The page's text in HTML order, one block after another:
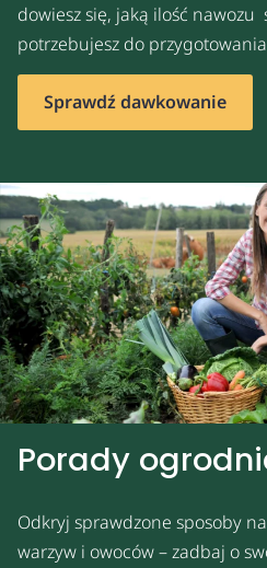
dowiesz się, jaką ilość
potrzebujesz do
Sprawdź dawkowanie
Porady
Odkryj sprawdzone sposoby
warzyw i owoców – zadbaj o